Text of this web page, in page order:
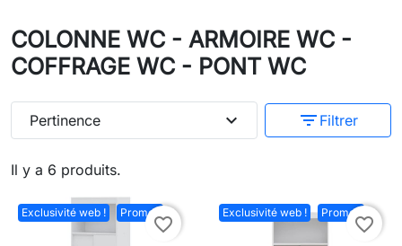
COLONNE WC - ARMOIRE WC -
COFFRAGE WC - PONT WC
Il y a 6 produits.
Pertinence expand_more filter_list Filtrer
Exclusivité web ! Promo !
favorite_border
Exclusivité web ! Promo !
favorite_border